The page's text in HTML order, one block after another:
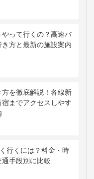
って行くの？高速バ
方と最新の施設案内
を徹底解説！各線新
までアクセスしやす
行くには？料金・時
手段別に比較